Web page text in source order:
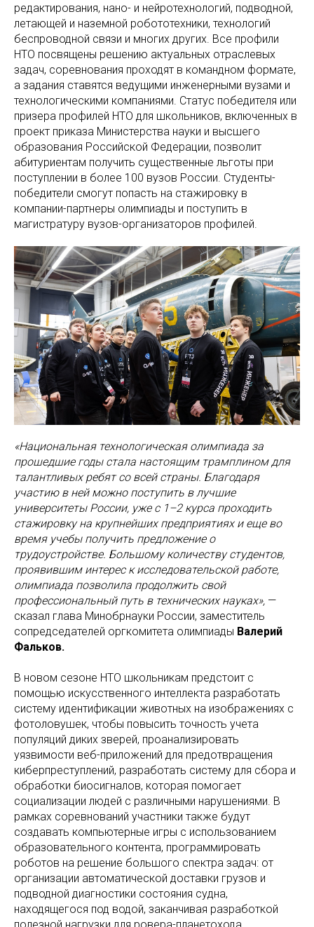
редактирования, нано- и нейротехнологий, подводной,
летающей и наземной робототехники, технологий
беспроводной связи и многих других. Все профили
НТО посвящены решению актуальных отраслевых
задач, соревнования проходят в командном формате,
а задания ставятся ведущими инженерными вузами и
технологическими компаниями. Статус победителя или
призера профилей НТО для школьников, включенных в
проект приказа Министерства науки и высшего
образования Российской Федерации, позволит
абитуриентам получить существенные льготы при
поступлении в более 100 вузов России. Студенты-
победители смогут попасть на стажировку в
компании-партнеры олимпиады и поступить в
магистратуру вузов-организаторов профилей.
«Национальная технологическая олимпиада за
прошедшие годы стала настоящим трамплином для
талантливых ребят со всей страны. Благодаря
участию в ней можно поступить в лучшие
университеты России, уже с 1–2 курса проходить
стажировку на крупнейших предприятиях и еще во
время учебы получить предложение о
трудоустройстве. Большому количеству студентов,
проявившим интерес к исследовательской работе,
олимпиада позволила продолжить свой
профессиональный путь в технических науках», —
сказал глава Минобрнауки России, заместитель
сопредседателей оргкомитета олимпиады Валерий
Фальков.
В новом сезоне НТО школьникам предстоит с
помощью искусственного интеллекта разработать
систему идентификации животных на изображениях с
фотоловушек, чтобы повысить точность учета
популяций диких зверей, проанализировать
уязвимости веб-приложений для предотвращения
киберпреступлений, разработать систему для сбора и
обработки биосигналов, которая помогает
социализации людей с различными нарушениями. В
рамках соревнований участники также будут
создавать компьютерные игры с использованием
образовательного контента, программировать
роботов на решение большого спектра задач: от
организации автоматической доставки грузов и
подводной диагностики состояния судна,
находящегося под водой, заканчивая разработкой